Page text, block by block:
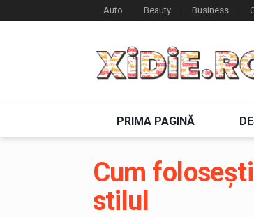
Auto Beauty Business
PRIMA PAGINĂ
Cum
stilul